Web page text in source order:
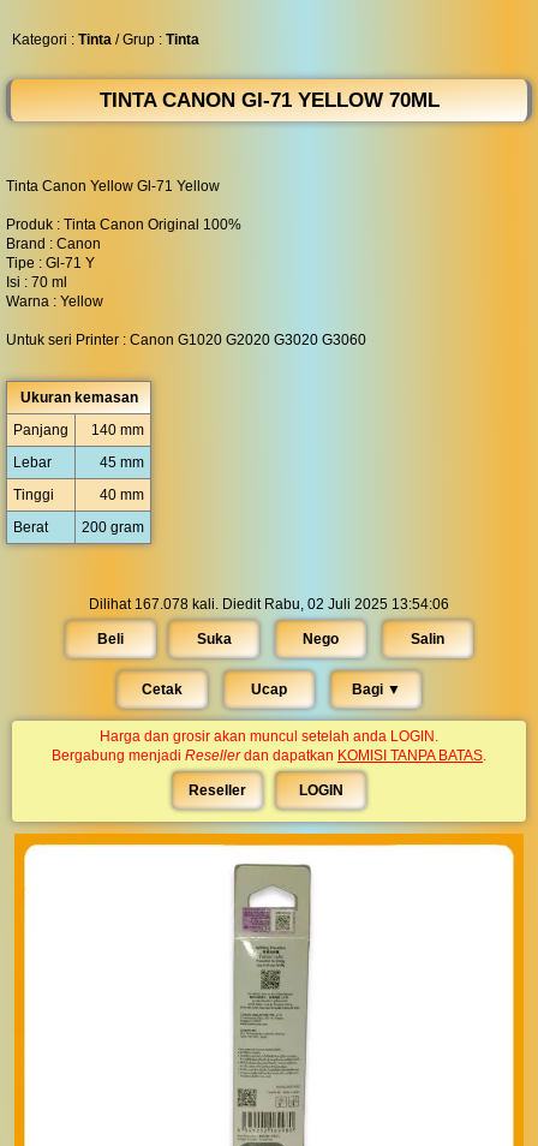
Kategori : Tinta / Grup : Tinta
TINTA CANON GI-71 YELLOW 70ML
Tinta Canon Yellow Gl-71 Yellow
Produk : Tinta Canon Original 100%
Brand : Canon
Tipe : Gl-71 Y
Isi : 70 ml
Warna : Yellow
Untuk seri Printer : Canon G1020 G2020 G3020 G3060
Ukuran kemasan
Panjang
140 mm
Lebar
45 mm
Tinggi
40 mm
Berat
200 gram
Dilihat 167.078 kali. Diedit Rabu, 02 Juli 2025 13:54:06
Beli Suka Nego Salin
Cetak Ucap Bagi ▼︎
Harga dan grosir akan muncul setelah anda LOGIN.
Bergabung menjadi Resellerdan dapatkan KOMISI TANPA BATAS.
Reseller LOGIN